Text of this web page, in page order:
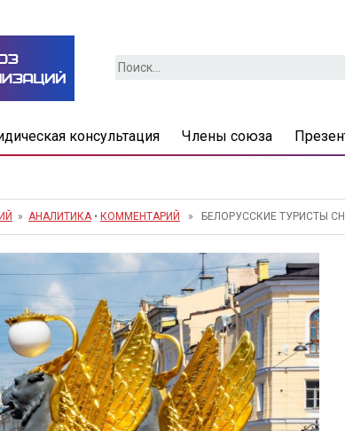
Найти:
консультация Члены союза
» АНАЛИТИКА• КОММЕНТАРИЙ » БЕЛОРУССКИЕ ТУРИСТЫ